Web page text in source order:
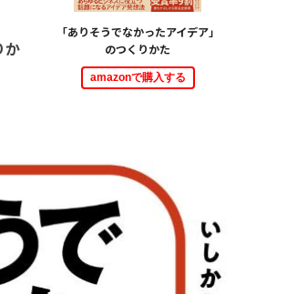
「ありそうでなかったアイデア」
のつくりかた
amazonで購入する
か